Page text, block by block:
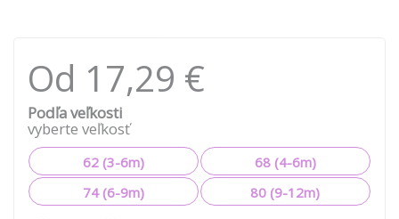
Od 17,29 €
Podľa veľkosti
vyberte veľkosť
62 (3-6m)
68 (4-6m)
74 (6-9m)
80 (9-12m)